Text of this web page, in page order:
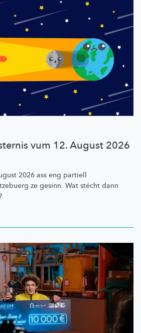
vum 12. August 2026
2026 ass eng partiell
ze gesinn. Wat stécht dann